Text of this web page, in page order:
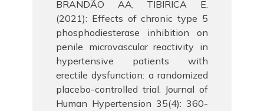
BRANDÃO AA, TIBIRICA E.
(2021): Effects of chronic type 5
phosphodiesterase inhibition on
penile microvascular reactivity in
hypertensive patients with
erectile dysfunction: a randomized
placebo-controlled trial. Journal of
Human Hypertension 35(4): 360-